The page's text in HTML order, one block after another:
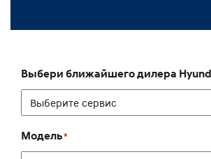
Выбери ближайшего дилера
Модель*